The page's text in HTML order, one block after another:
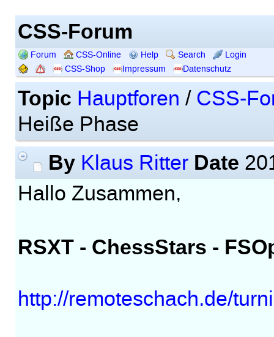
CSS-Forum
Forum CSS-Online Help Search
Login
CSS-Shop
Impressum Datenschutz
Topic Hauptforen / CSS-
Heiße Phase
By Klaus Ritter Date
Hallo Zusammen,
RSXT - ChessStars -
http://remoteschach.de/